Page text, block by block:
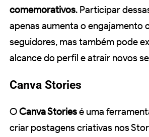
comemorativos. Participar
apenas aumenta o engajamento
seguidores, mas também pode
alcance do perfil e atrair novos
Canva Stories
OCanva Storiesé uma
criar postagens criativas nos